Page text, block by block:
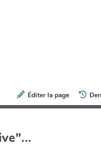
Éditer la page